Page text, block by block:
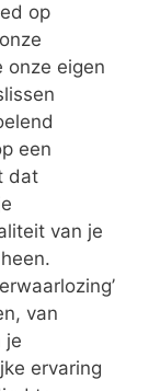
op
onze eigen
een
dat
van je
van
je
ervaring